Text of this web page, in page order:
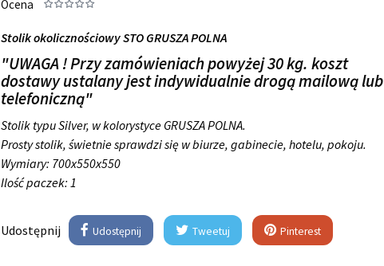
Ocena
Stolik okolicznościowy STO GRUSZA POLNA
"UWAGA ! Przy zamówieniach powyżej 30 kg. koszt
dostawy ustalany jest indywidualnie drogą mailową lub
telefoniczną"
Stolik typu Silver, w kolorystyce GRUSZA POLNA.
Prosty stolik, świetnie sprawdzi się w biurze, gabinecie, hotelu, pokoju.
Wymiary: 700x550x550
Ilość paczek: 1
Udostępnij Udostępnij Tweetuj Pinterest